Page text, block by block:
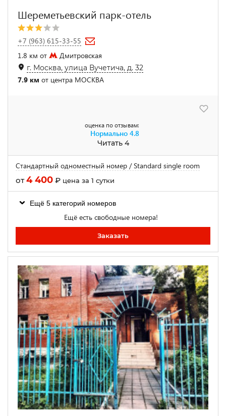
Шереметьевский парк-отель
+7 (963) 615-33-55
1.8 км от
Дмитровская
г. Москва, улица Вучетича, д. 32
7.9 км от центра МОСКВА
оценка по отзывам:
Нормально 4.8
Читать 4
Стандартный одноместный номер / Standard single room
от4 400 ₽ цена за 1 сутки
Ещё 5 категорий номеров
Ещё есть свободные номера!
Заказать